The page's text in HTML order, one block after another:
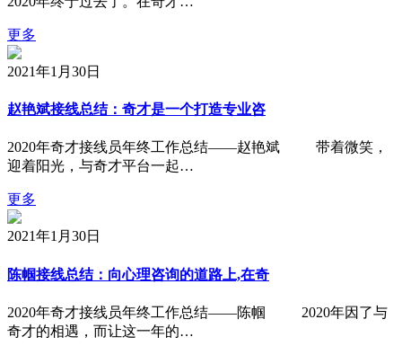
更多
2021年1月30日
赵艳斌接线总结：奇才是一个打造专业咨
2020年奇才接线员年终工作总结——赵艳斌 带着微笑，
迎着阳光，与奇才平台一起…
更多
2021年1月30日
陈帼接线总结：向心理咨询的道路上,在奇
2020年奇才接线员年终工作总结——陈帼 2020年因了与
奇才的相遇，而让这一年的…